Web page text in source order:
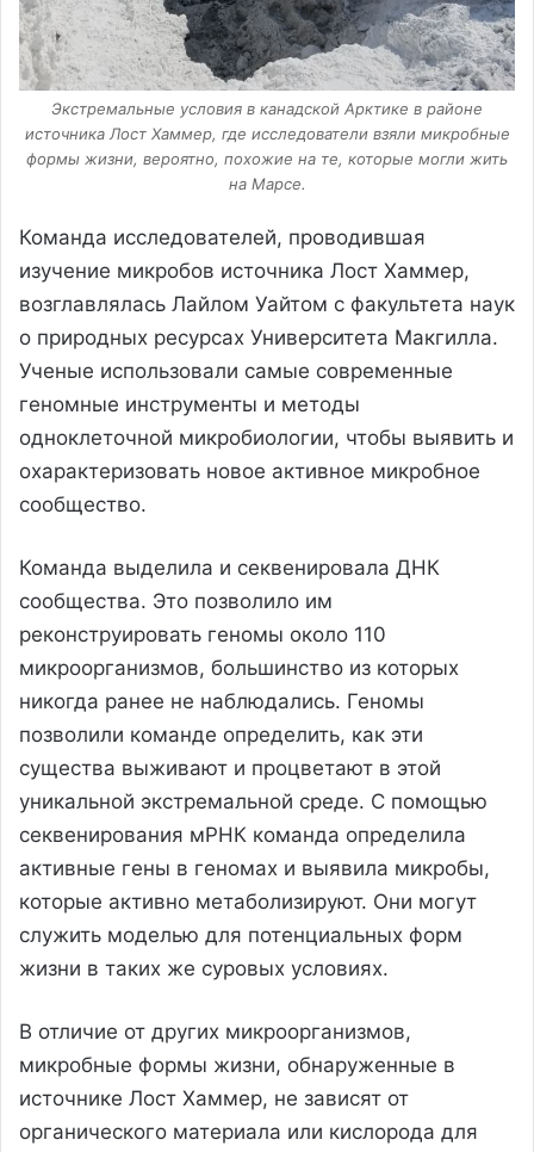
Экстремальные условия в канадской Арктике в районе
источника Лост Хаммер, где исследователи взяли микробные
формы жизни, вероятно, похожие на те, которые могли жить
на Марсе.
Команда исследователей, проводившая
изучение микробов источника Лост Хаммер,
возглавлялась Лайлом Уайтом с факультета наук
о природных ресурсах Университета Макгилла.
Ученые использовали самые современные
геномные инструменты и методы
одноклеточной микробиологии, чтобы выявить и
охарактеризовать новое активное микробное
сообщество.
Команда выделила и секвенировала ДНК
сообщества. Это позволило им
реконструировать геномы около 110
микроорганизмов, большинство из которых
никогда ранее не наблюдались. Геномы
позволили команде определить, как эти
существа выживают и процветают в этой
уникальной экстремальной среде. С помощью
секвенирования мРНК команда определила
активные гены в геномах и выявила микробы,
которые активно метаболизируют. Они могут
служить моделью для потенциальных форм
жизни в таких же суровых условиях.
В отличие от других микроорганизмов,
микробные формы жизни, обнаруженные в
источнике Лост Хаммер, не зависят от
органического материала или кислорода для